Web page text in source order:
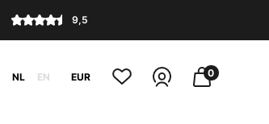
9,5
NL EN EUR 0